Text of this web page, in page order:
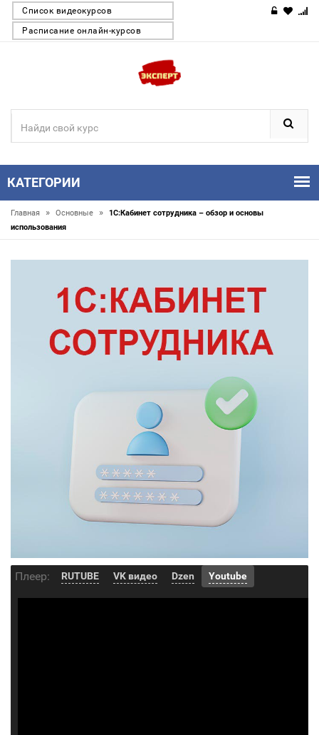
Список видеокурсов
Расписание онлайн-курсов
КАТЕГОРИИ
Главная » Основные »
1С:Кабинет сотрудника – обзор и основы
использования
Плеер: RUTUBE VK видео Dzen Youtube